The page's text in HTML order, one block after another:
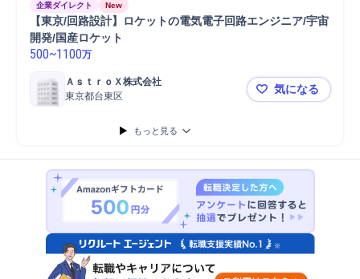
企業ダイレクト New
【東京/回路設計】ロケットの電気電子回路エンジニア/宇宙
開発/国産ロケット
500~1100万
ＡｓｔｒｏＸ株式会社
東京都台東区
【東京/回路
気になる
もっと見る